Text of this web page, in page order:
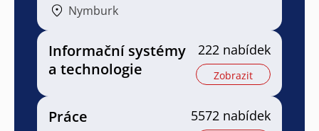
Nymburk
Informační systémy
a technologie
222 nabídek
Zobrazit
Práce 5572 nabídek